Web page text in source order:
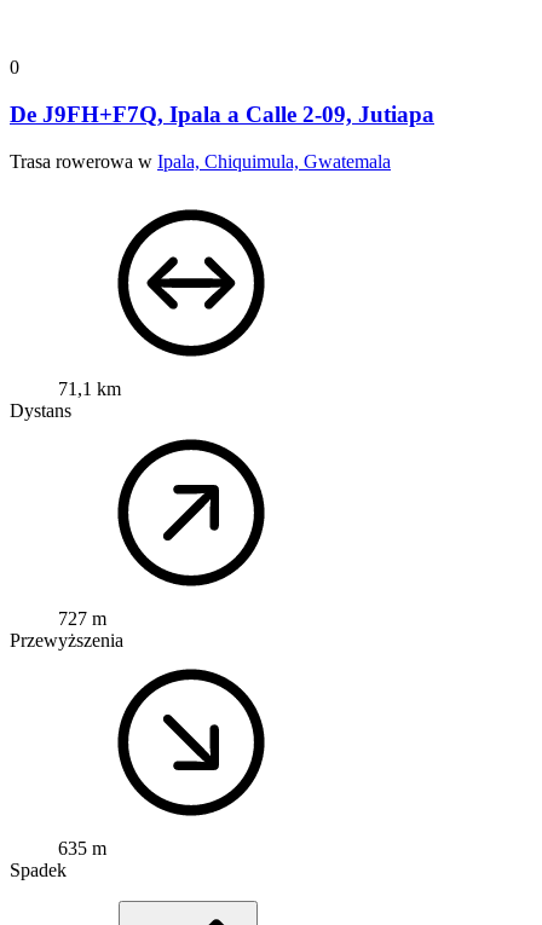
0
De J9FH+F7Q, Ipala a Calle 2-09, Jutiapa
Trasa rowerowa w Ipala, Chiquimula, Gwatemala
71,1 km
Dystans
727 m
Przewyższenia
635 m
Spadek